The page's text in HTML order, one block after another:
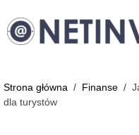
Strona główna / Finanse /
dla turystów